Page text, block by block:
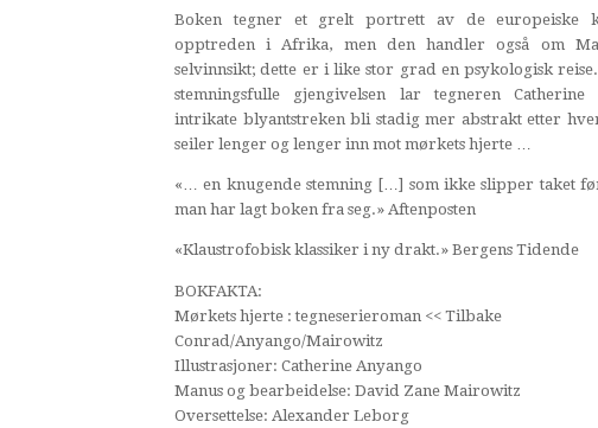
Boken tegner et grelt portrett av de europeiske
opptreden i Afrika, men den handler også om
selvinnsikt; dette er i like stor grad en psykologisk
stemningsfulle gjengivelsen lar tegneren Catherine
intrikate blyantstreken bli stadig mer abstrakt etter
seiler lenger og lenger inn mot mørkets hjerte …
«… en knugende stemning […] som ikke slipper taket
man har lagt boken fra seg.» Aftenposten
«Klaustrofobisk klassiker i ny drakt.» Bergens Tidende
BOKFAKTA:
Mørkets hjerte : tegneserieroman << Tilbake
Conrad/Anyango/Mairowitz
Illustrasjoner: Catherine Anyango
Manus og bearbeidelse: David Zane Mairowitz
Oversettelse: Alexander Leborg